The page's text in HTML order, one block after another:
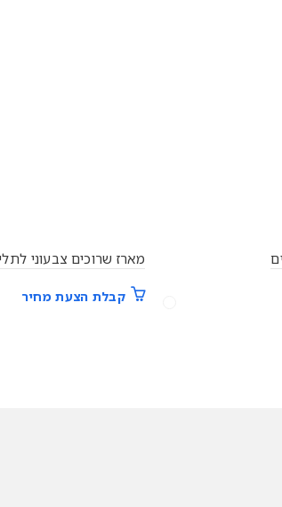
מארז שרוכים צבעוני
קבלת הצעת מחיר